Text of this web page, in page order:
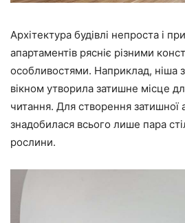
Архітектура будівлі непроста і
апартаментів рясніє різними
особливостями. Наприклад, ніша
вікном утворила затишне місце
читання. Для створення затишної
знадобилася всього лише пара
рослини.